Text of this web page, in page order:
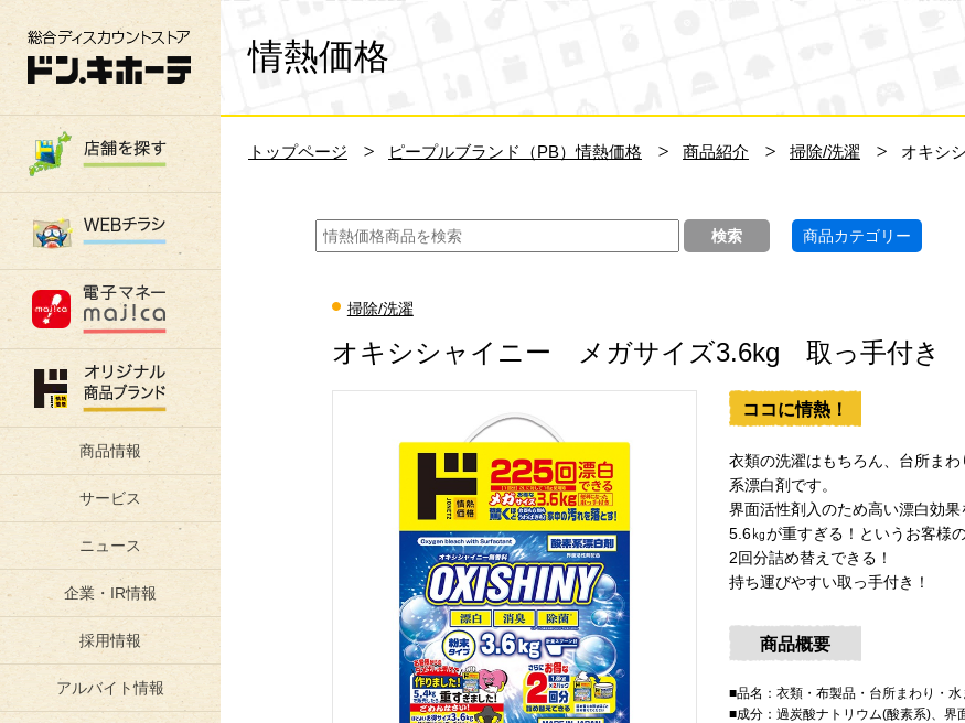
総合ディスカウントストア 驚安の殿堂 ドン・キホーテ
商品情報
サービス
ニュース
企業・IR情報
採用情報
アルバイト情報
情熱価格
トップページ ピープルブランド（PB）情熱価格 商品紹介 掃除/洗濯 オキシ
商品カテゴリー
掃除/洗濯
オキシシャイニー メガサイズ3.6kg 取っ手付き
ココに情熱！
衣類の洗濯はもちろん、台所ま
系漂白剤です。
界面活性剤入のため高い漂白効果
5.6㎏が重すぎる！というお客様
2回分詰め替えできる！
持ち運びやすい取っ手付き！
商品概要
■品名：衣類・布製品・台所まわり・
■成分：過炭酸ナトリウム(酸素系)、界